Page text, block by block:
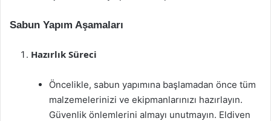
Sabun Yapım Aşamaları
Hazırlık Süreci
Öncelikle, sabun yapımına başlamadan önce tüm
malzemelerinizi ve ekipmanlarınızı hazırlayın.
Güvenlik önlemlerini almayı unutmayın. Eldiven